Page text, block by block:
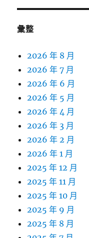
彙整
2026 年 8 月
2026 年 7 月
2026 年 6 月
2026 年 5 月
2026 年 4 月
2026 年 3 月
2026 年 2 月
2026 年 1 月
2025 年 12 月
2025 年 11 月
2025 年 10 月
2025 年 9 月
2025 年 8 月